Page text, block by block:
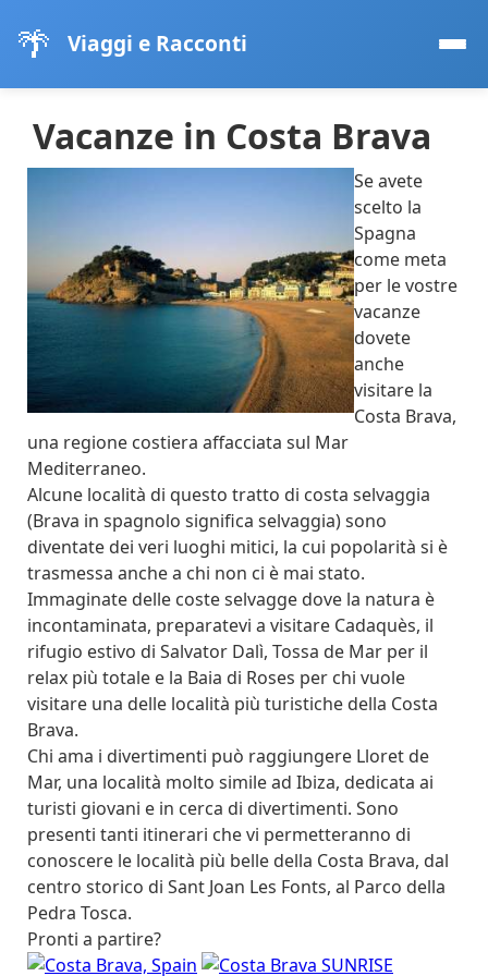
🌴 Viaggi e Racconti
Vacanze in Costa Brava
Se avete
scelto la
Spagna
come meta
per le vostre
vacanze
dovete
anche
visitare la
Costa Brava,
una regione costiera affacciata sul Mar
Mediterraneo.
Alcune località di questo tratto di costa selvaggia
(Brava in spagnolo significa selvaggia) sono
diventate dei veri luoghi mitici, la cui popolarità si è
trasmessa anche a chi non ci è mai stato.
Immaginate delle coste selvagge dove la natura è
incontaminata, preparatevi a visitare Cadaquès, il
rifugio estivo di Salvator Dalì, Tossa de Mar per il
relax più totale e la Baia di Roses per chi vuole
visitare una delle località più turistiche della Costa
Brava.
Chi ama i divertimenti può raggiungere Lloret de
Mar, una località molto simile ad Ibiza, dedicata ai
turisti giovani e in cerca di divertimenti. Sono
presenti tanti itinerari che vi permetteranno di
conoscere le località più belle della Costa Brava, dal
centro storico di Sant Joan Les Fonts, al Parco della
Pedra Tosca.
Pronti a partire?